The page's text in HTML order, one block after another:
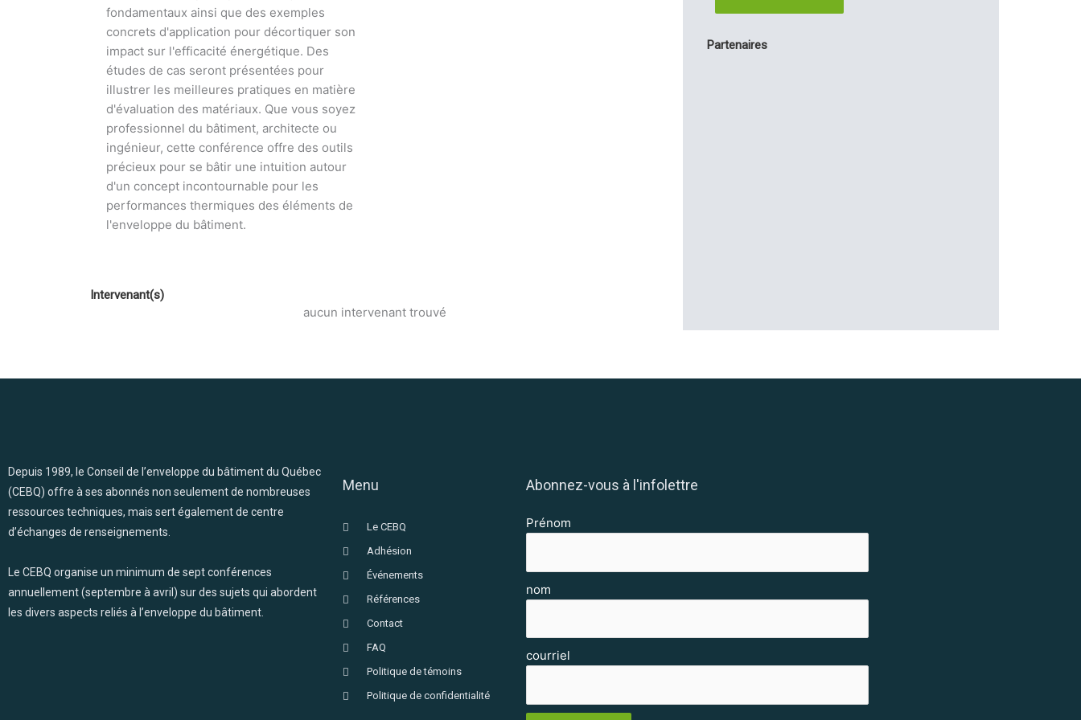
fondamentaux ainsi que des exemples
concrets d'application pour décortiquer son
impact sur l'efficacité énergétique. Des
études de cas seront présentées pour
illustrer les meilleures pratiques en matière
d'évaluation des matériaux. Que vous soyez
professionnel du bâtiment, architecte ou
ingénieur, cette conférence offre des outils
précieux pour se bâtir une intuition autour
d'un concept incontournable pour les
performances thermiques des éléments de
l'enveloppe du bâtiment.
Intervenant(s)
aucun intervenant trouvé
Partenaires
Depuis 1989, le Conseil de l’enveloppe du bâtiment du Québec
(CEBQ) offre à ses abonnés non seulement de nombreuses
ressources techniques, mais sert également de centre
d’échanges de renseignements.
Le CEBQ organise un minimum de sept conférences
annuellement (septembre à avril) sur des sujets qui abordent
les divers aspects reliés à l’enveloppe du bâtiment.
Menu
Le CEBQ
Adhésion
Événements
Références
Contact
FAQ
Politique de témoins
Politique de confidentialité
Abonnez-vous à l'infolettre
Prénom
nom
courriel